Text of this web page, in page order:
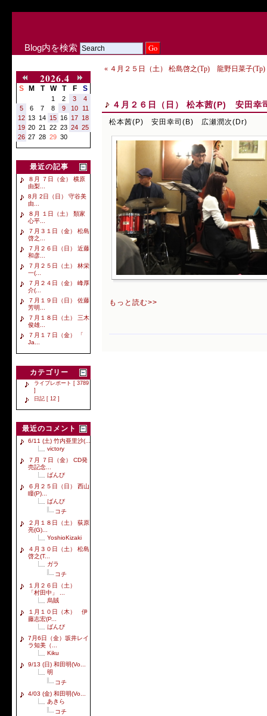
Blog内を検索
2026.4
S M T W T F S
1 2 3
4
5
6 7 8 9 10
11
12 13 14 15 16 17 18
19 20 21 22 23 24 25
26 27 28 29 30
最近の記事
８月 ７日（金） 横原
由梨...
8月 2日（日） 守谷美
由...
８月 １日（土） 類家
心平...
７月３１日（金） 松島
啓之...
７月２６日（日） 近藤
和彦...
７月２５日（土） 林栄
一(...
７月２４日（金） 峰厚
介(...
７月１９日（日） 佐藤
芳明...
７月１８日（土） 三木
俊雄...
７月１７日（金） 「
Ja...
カテゴリー
ライブレポート [ 3789
]
日記 [ 12 ]
最近のコメント
6/11 (土) 竹内亜里沙(...
victory
７月 ７日（金） CD発
売記念...
ばんび
６月２５日（日） 西山
瞳(P)...
ばんび
コチ
２月１８日（土） 荻原
亮(G)...
YoshioKizaki
４月３０日（土） 松島
啓之(T...
ガラ
コチ
１月２６日（土）
「村田中」 ...
烏賊
１月１０日（木） 伊
藤志宏(P...
ばんび
7月6日（金）坂井レイ
ラ知美（...
Kiku
9/13 (日) 和田明(Vo...
明
コチ
4/03 (金) 和田明(Vo...
あきら
コチ
« ４月２５日（土） 松島啓之(Tp) 龍野日菜子
４月２６日（日） 松本茜(P) 安田
松本茜(P) 安田幸司(B) 広瀬潤次(Dr)
もっと読む>>